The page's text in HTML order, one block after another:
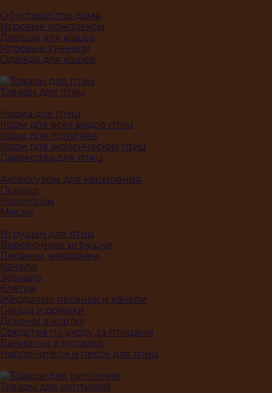
Обустройство дома
Игровые комплексы
Дверци для кошек
Игровые туннели
Одежда для кошек
Товары для птиц
Корма для птиц
Корм для всех видов птиц
Корм для попугаев
Корм для экзотических птиц
Лакомства для птиц
Аксессуары для кормления
Поилки
Кормушки
Миски
Игрушки для птиц
Веревочные игрушки
Лесенки, жердочки
Качели
Зеркала
Клетки
Жёрдочки, лесенки и качели
Гнезда и домики
Домики в клетку
Средства по уходу за птицами
Ванночки и купалки
Наполнители и песок для птиц
Товары для рептилий